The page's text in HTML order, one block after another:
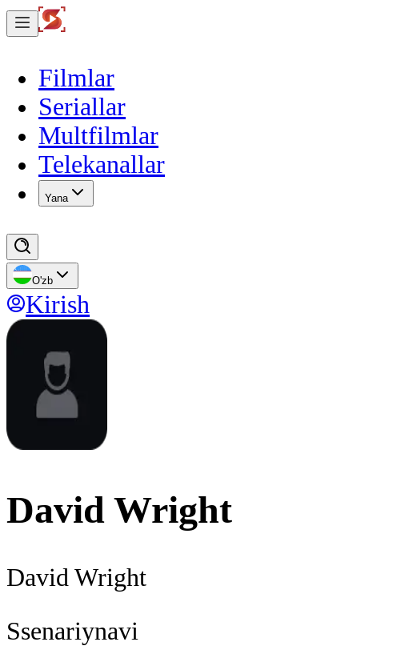
Filmlar
Seriallar
Multfilmlar
Telekanallar
Yana
O'zb
Kirish
David Wright
David Wright
Ssenariynavi